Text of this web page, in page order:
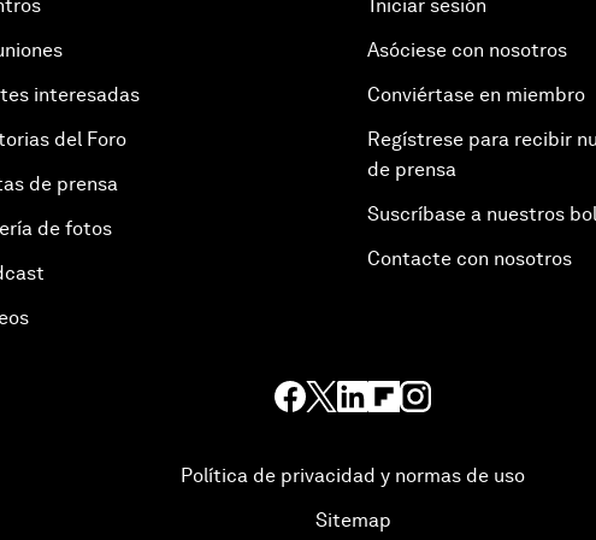
interesadas
del Foro
de prensa
de fotos
Iniciar sesión
Asóciese con nosotros
Conviértase en miembro
Regístrese para recibir
de prensa
Suscríbase a nuestros
Contacte con nosotros
Política de privacidad y normas de uso
Sitemap